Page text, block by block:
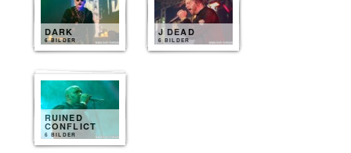
DARK
6 BILDER
J DEAD
6 BILDER
RUINED
CONFLICT
6 BILDER